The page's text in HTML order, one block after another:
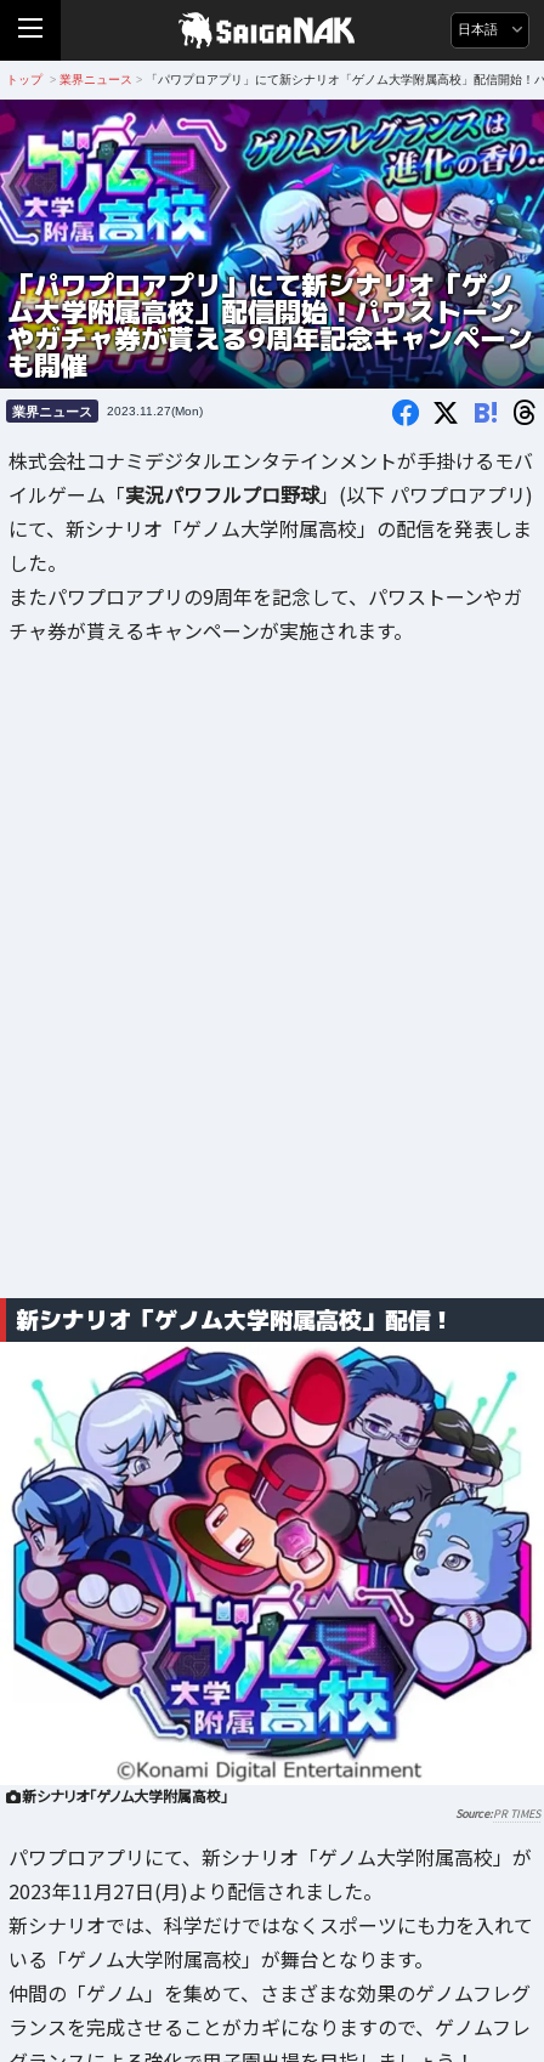
日本語
トップ > 業界ニュース > 「パワプロアプリ」にて新シナリオ「ゲノム大学附属高校」配信開始
「パワプロアプリ」にて新シナリオ「ゲノ
ム大学附属高校」配信開始！パワストーン
やガチャ券が貰える9周年記念キャンペーン
も開催
業界ニュース 2023.11.27(Mon) B!
株式会社コナミデジタルエンタテインメントが手掛けるモバ
イルゲーム「実況パワフルプロ野球」(以下 パワプロアプリ)
にて、新シナリオ「ゲノム大学附属高校」の配信を発表しま
した。
またパワプロアプリの9周年を記念して、パワストーンやガ
チャ券が貰えるキャンペーンが実施されます。
新シナリオ「ゲノム大学附属高校」配信！
新シナリオ「ゲノム大学附属高校」
PR TIMES
パワプロアプリにて、新シナリオ「ゲノム大学附属高校」が
2023年11月27日(月)より配信されました。
新シナリオでは、科学だけではなくスポーツにも力を入れて
いる「ゲノム大学附属高校」が舞台となります。
仲間の「ゲノム」を集めて、さまざまな効果のゲノムフレグ
ランスを完成させることがカギになりますので、ゲノムフレ